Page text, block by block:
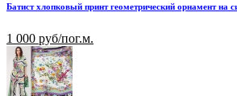
Батист хлопковый принт геометрический орнамент на
1 000 руб/пог.м.